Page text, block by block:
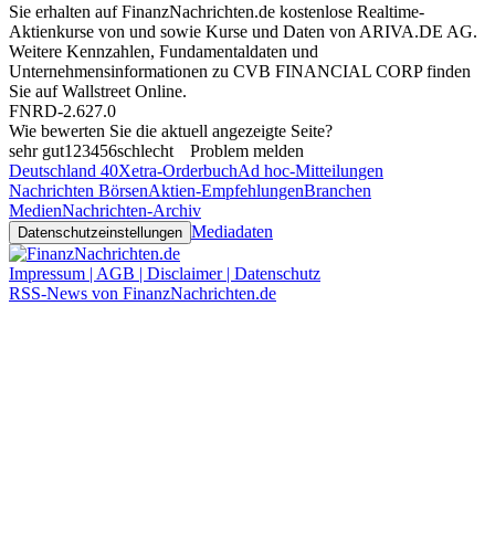
Sie erhalten auf FinanzNachrichten.de kostenlose Realtime-
Aktienkurse von und sowie Kurse und Daten von ARIVA.DE AG.
Weitere Kennzahlen, Fundamentaldaten und
Unternehmensinformationen zu CVB FINANCIAL CORP finden
Sie aufWallstreet Online.
FNRD-2.627.0
Wie bewerten Sie die aktuell angezeigte Seite?
sehr gut1 23456schlecht
Problem melden
Deutschland 40Xetra-OrderbuchAd hoc-Mitteilungen
Nachrichten BörsenAktien-EmpfehlungenBranchen
MedienNachrichten-Archiv
Datenschutzeinstellungen Mediadaten
Impressum | AGB | Disclaimer | Datenschutz
RSS-News von FinanzNachrichten.de